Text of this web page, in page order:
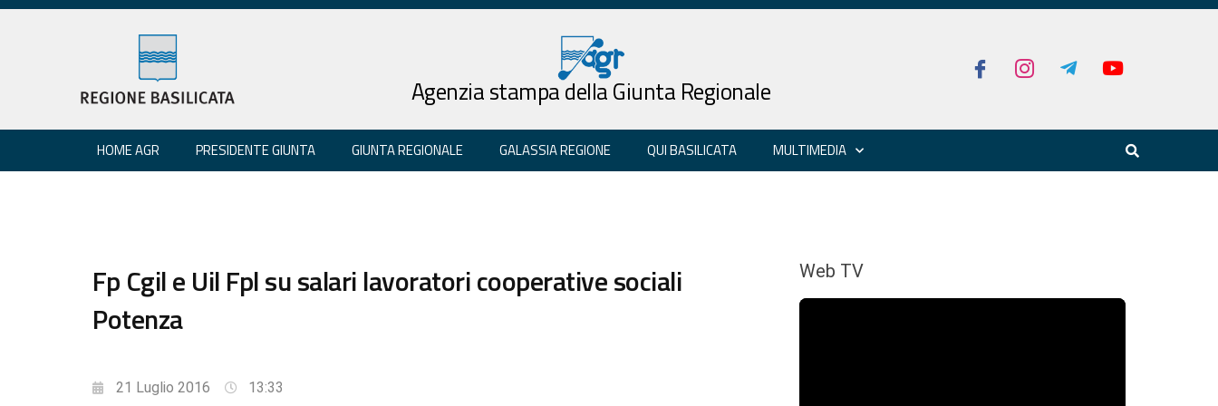
Agenzia stampa della Giunta Regionale
HOME AGR PRESIDENTE GIUNTA GIUNTA REGIONALE GALASSIA REGIONE QUI BASILICATA MULTIMEDIA
Fp Cgil e Uil Fpl su salari lavoratori cooperative sociali
Potenza
21 Luglio 2016 13:33
Web TV